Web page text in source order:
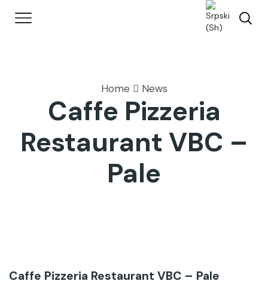
Home News
Caffe Pizzeria
Restaurant VBC –
Pale
Caffe Pizzeria Restaurant VBC – Pale